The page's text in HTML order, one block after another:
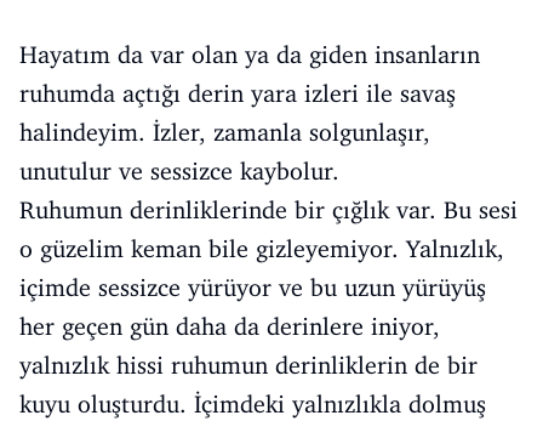
Hayatım da var olan ya da giden insanların
ruhumda açtığı derin yara izleri ile savaş
halindeyim. İzler, zamanla solgunlaşır,
unutulur ve sessizce kaybolur.
Ruhumun derinliklerinde bir çığlık var. Bu sesi
o güzelim keman bile gizleyemiyor. Yalnızlık,
içimde sessizce yürüyor ve bu uzun yürüyüş
her geçen gün daha da derinlere iniyor,
yalnızlık hissi ruhumun derinliklerin de bir
kuyu oluşturdu. İçimdeki yalnızlıkla dolmuş